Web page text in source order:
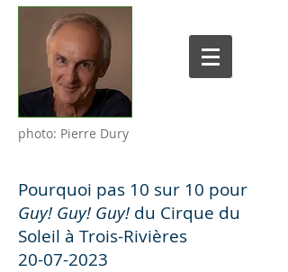
photo: Pierre Dury
Pourquoi pas 10 sur 10 pour
Guy! Guy! Guy! du Cirque du
Soleil à Trois-Rivières
20-07-2023